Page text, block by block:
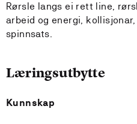
Rørsle langs ei rett line,
arbeid og energi,
spinnsats.
Læringsutbytte
Kunnskap